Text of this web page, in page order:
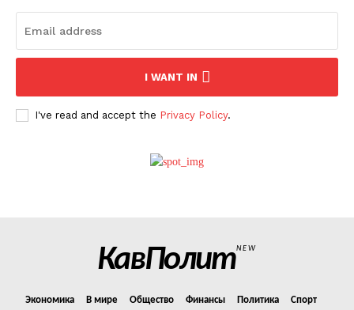
Контакты
I WANT IN
I've read and accept the Privacy Policy.
КавПолитNEW
Экономика В мире Общество Финансы Политика
Спорт